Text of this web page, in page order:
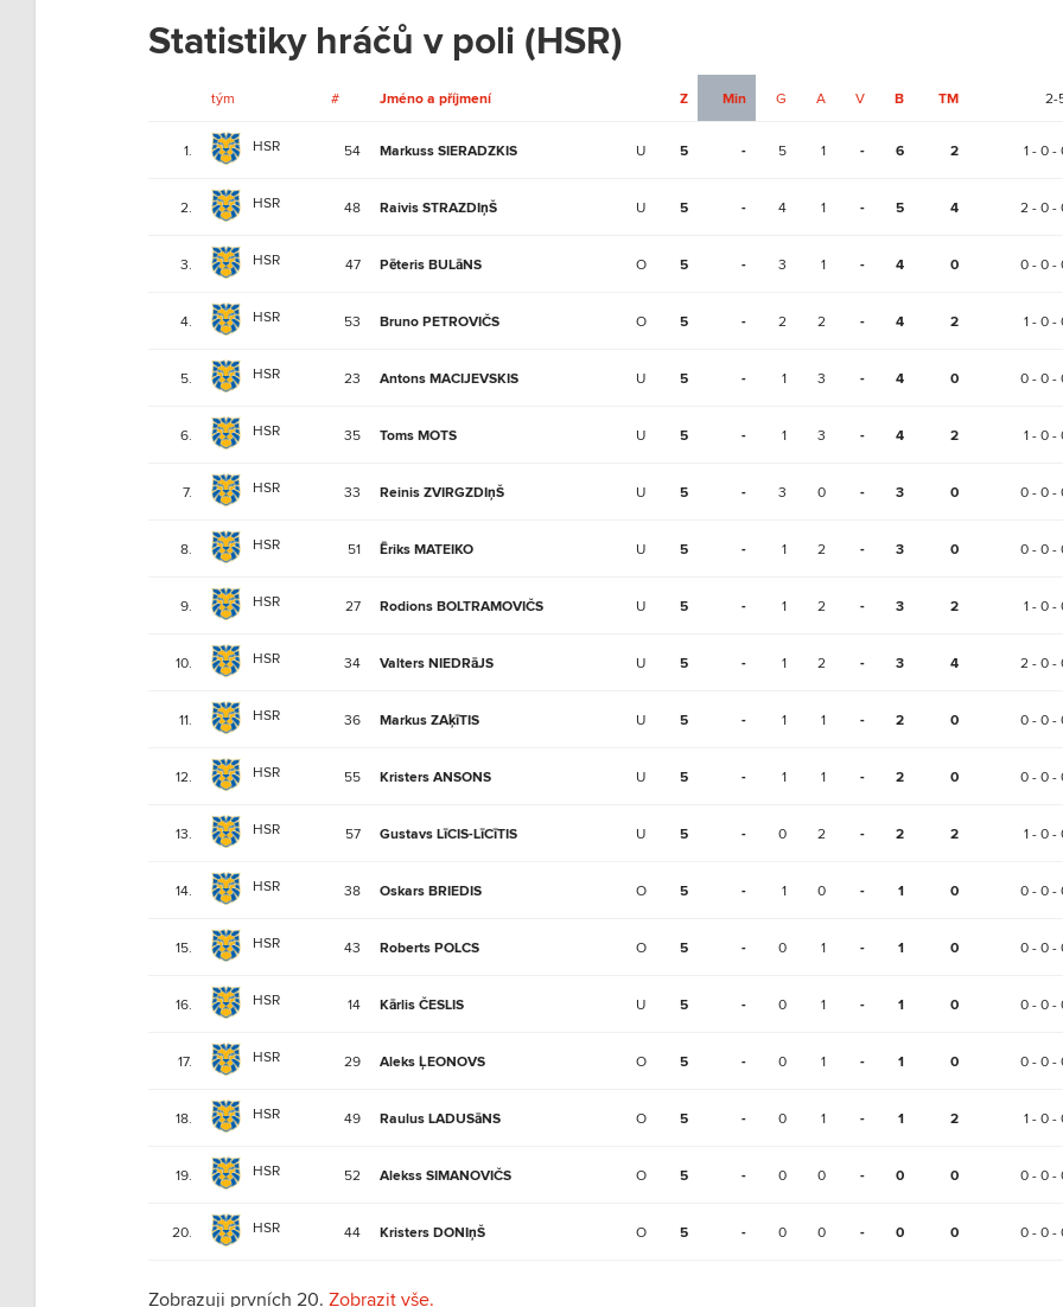
Statistiky hráčů v poli (HSR)
tým # Jméno a příjmení Z Min G A V B TM 2-
1. HSR 54 Markuss SIERADZKIS U 5 - 5 1 - 6 2 1 - 0 -
2. HSR 48 Raivis STRAZDIņŠ U 5 - 4 1 - 5 4 2 - 0 -
3. HSR 47 Pēteris BULāNS O 5 - 3 1 - 4 0 0 - 0 -
4. HSR 53 Bruno PETROVIČS O 5 - 2 2 - 4 2 1 - 0 -
5. HSR 23 Antons MACIJEVSKIS U 5 - 1 3 - 4 0 0 - 0 -
6. HSR 35 Toms MOTS U 5 - 1 3 - 4 2 1 - 0 -
7. HSR 33 Reinis ZVIRGZDIņŠ U 5 - 3 0 - 3 0 0 - 0 -
8. HSR 51 Ēriks MATEIKO U 5 - 1 2 - 3 0 0 - 0 -
9. HSR 27 Rodions BOLTRAMOVIČS U 5 - 1 2 - 3 2 1 - 0 -
10. HSR 34 Valters NIEDRāJS U 5 - 1 2 - 3 4 2 - 0 -
11. HSR 36 Markus ZAķīTIS U 5 - 1 1 - 2 0 0 - 0 -
12. HSR 55 Kristers ANSONS U 5 - 1 1 - 2 0 0 - 0 -
13. HSR 57 Gustavs LīCIS-LīCīTIS U 5 - 0 2 - 2 2 1 - 0 -
14. HSR 38 Oskars BRIEDIS O 5 - 1 0 - 1 0 0 - 0 -
15. HSR 43 Roberts POLCS O 5 - 0 1 - 1 0 0 - 0 -
16. HSR 14 Kārlis ČESLIS U 5 - 0 1 - 1 0 0 - 0 -
17. HSR 29 Aleks ĻEONOVS O 5 - 0 1 - 1 0 0 - 0 -
18. HSR 49 Raulus LADUSāNS O 5 - 0 1 - 1 2 1 - 0 -
19. HSR 52 Alekss SIMANOVIČS O 5 - 0 0 - 0 0 0 - 0 -
20. HSR 44 Kristers DONIņŠ O 5 - 0 0 - 0 0 0 - 0 -
Zobrazuji prvních 20. Zobrazit vše.